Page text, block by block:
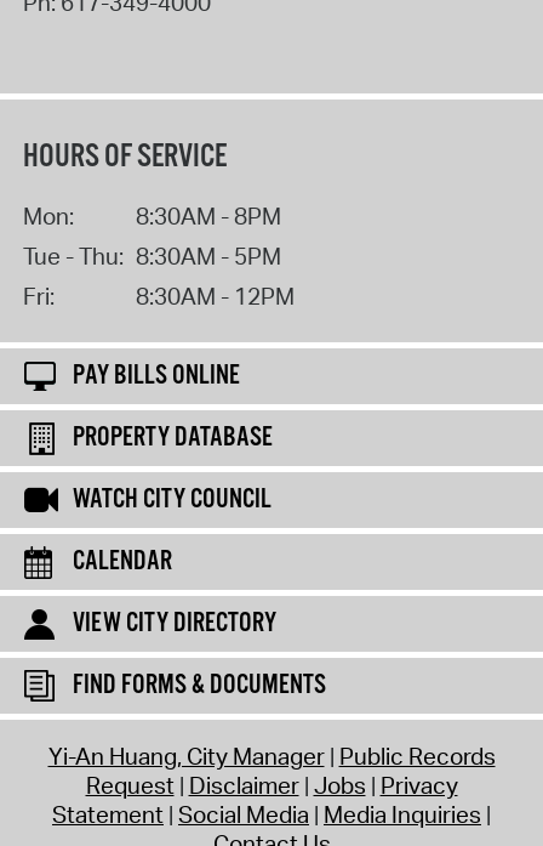
HOURS OF SERVICE
Mon:
8:30AM - 8PM
Tue - Thu: 8:30AM - 5PM
Fri:
8:30AM - 12PM
PAY BILLS ONLINE
PROPERTY DATABASE
WATCH CITY COUNCIL
CALENDAR
VIEW CITY DIRECTORY
FIND FORMS & DOCUMENTS
Yi-An Huang, City Manager Public Records
Request Disclaimer Jobs Privacy
Statement Social Media Media Inquiries